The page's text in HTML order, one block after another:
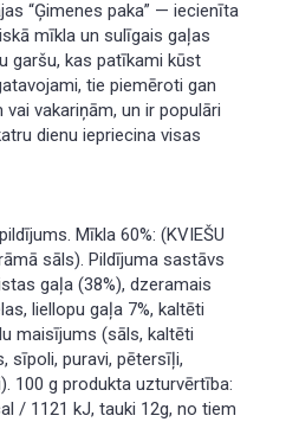
“Ģimenes paka” — iecienīta
mīkla un sulīgais gaļas
garšu, kas patīkami kūst
tie piemēroti gan
vakariņām, un ir populāri
dienu iepriecina visas
Mīkla 60%: (KVIEŠU
sāls). Pildījuma sastāvs
gaļa (38%), dzeramais
liellopu gaļa 7%, kaltēti
maisījums (sāls, kaltēti
sīpoli, puravi, pētersīļi,
100 g produkta uzturvērtība:
/ 1121 kJ, tauki 12g, no tiem